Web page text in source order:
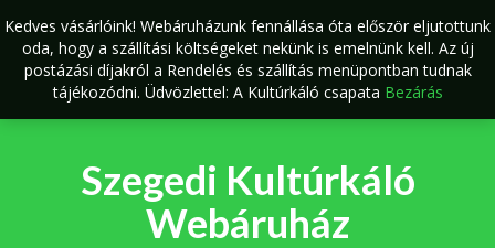
to
content
Szegedi Kultúrkáló
Webáruház
Kedves vásárlóink! Webáruházunk fennállása óta először eljutottunk
oda, hogy a szállítási költségeket nekünk is emelnünk kell. Az új
postázási díjakról a Rendelés és szállítás menüpontban tudnak
tájékozódni. Üdvözlettel: A Kultúrkáló csapata Bezárás